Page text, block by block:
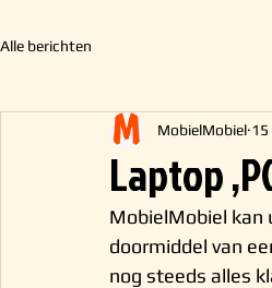
Alle berichten
Laptop
MobielMobiel 15
MobielMobiel kan
doormiddel van
nog steeds alles